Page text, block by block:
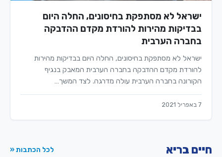
ישראל לא מסתפקת בחיסונים, החלה היום
בבדיקות מהירות להורדת מקדם ההדבקה
בחברה הערבית
ישראל לא מסתפקת בחיסונים, החלה היום בבדיקות מהירות
להורדת מקדם ההדבקה בחברה הערבית המאבק בנגיף
הקורונה בחברה הערבית עולה מדרגה. לצד המשך…
7 באפריל 2021
חיים בריא לכל הכתבות «